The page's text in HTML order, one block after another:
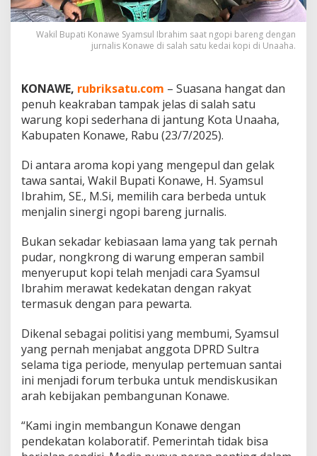
p
a
t
i
n
w
e
B
k
a
W
a
c
n
P
e
m
b
g
u
n
a
n
B
r
s
Wakil Bupati Konawe Syamsul Ibrahim saat ngopi bareng dengan
jurnalis Konawe di salah satu kedai kopi di Unaaha.
KONAWE, rubriksatu.com – Suasana hangat dan
penuh keakraban tampak jelas di salah satu
warung kopi sederhana di jantung Kota Unaaha,
Kabupaten Konawe, Rabu (23/7/2025).
Di antara aroma kopi yang mengepul dan gelak
tawa santai, Wakil Bupati Konawe, H. Syamsul
Ibrahim, SE., M.Si, memilih cara berbeda untuk
menjalin sinergi ngopi bareng jurnalis.
Bukan sekadar kebiasaan lama yang tak pernah
pudar, nongkrong di warung emperan sambil
menyeruput kopi telah menjadi cara Syamsul
Ibrahim merawat kedekatan dengan rakyat
termasuk dengan para pewarta.
Dikenal sebagai politisi yang membumi, Syamsul
yang pernah menjabat anggota DPRD Sultra
selama tiga periode, menyulap pertemuan santai
ini menjadi forum terbuka untuk mendiskusikan
arah kebijakan pembangunan Konawe.
“Kami ingin membangun Konawe dengan
pendekatan kolaboratif. Pemerintah tidak bisa